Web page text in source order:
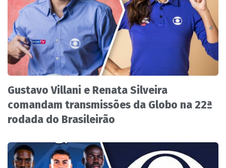
Gustavo Villani e Renata Silveira
comandam transmissões da Globo na 22ª
rodada do Brasileirão